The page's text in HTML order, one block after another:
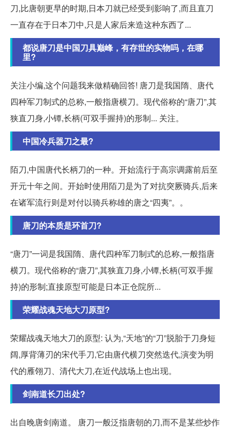
刀,比唐朝更早的时期,日本刀就已经受到影响了,而且直刀
一直存在于日本刀中,只是人家后来造这种东西了...
都说唐刀是中国刀具巅峰，有存世的实物吗，在哪
里?
关注小编,这个问题我来做精确回答! 唐刀是我国隋、唐代
四种军刀制式的总称,一般指唐横刀。现代俗称的“唐刀”,其
狭直刀身,小镡,长柄(可双手握持)的形制... 关注。
中国冷兵器刀之最?
陌刀,中国唐代长柄刀的一种。开始流行于高宗调露前后至
开元十年之间。开始时使用陌刀是为了对抗突厥骑兵,后来
在诸军流行则是对付以骑兵称雄的唐之“四夷”。。
唐刀的本质是环首刀?
“唐刀”一词是我国隋、唐代四种军刀制式的总称,一般指唐
横刀。现代俗称的“唐刀”,其狭直刀身,小镡,长柄(可双手握
持)的形制;直接原型可能是日本正仓院所...
荣耀战魂天地大刀原型?
荣耀战魂天地大刀的原型: 认为,“天地”的“刀”脱胎于刀身短
阔,厚背薄刃的宋代手刀,它由唐代横刀突然迭代,演变为明
代的雁翎刀、清代大刀,在近代战场上也出现。
剑南道长刀出处?
出自晚唐剑南道。 唐刀一般泛指唐朝的刀,而不是某些炒作